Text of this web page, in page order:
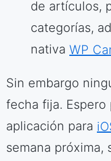
de artículos,
categorías,
nativa WP
Sin embargo
fecha fija.
aplicación para
semana próxima,